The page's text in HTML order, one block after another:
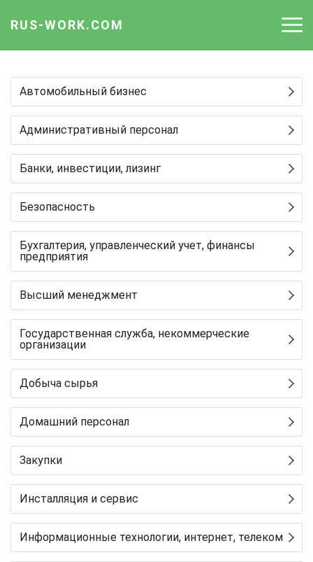
RUS-WORK.COM
Вакансии
Отрасли
Профессии
Автомобильный бизнес
Административный персонал
Банки, инвестиции, лизинг
Безопасность
Бухгалтерия, управленческий учет, финансы
предприятия
Высший менеджмент
Государственная служба, некоммерческие
организации
Добыча сырья
Домашний персонал
Закупки
Инсталляция и сервис
Информационные технологии, интернет, телеком